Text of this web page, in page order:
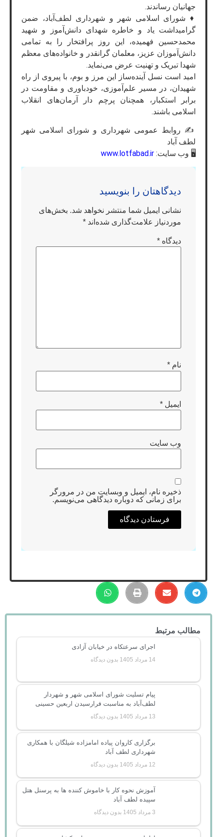
مطالب مرتبط
اجرای سرعتکاه در خیابان آزادی
14 مرداد 1405 بدون دیدگاه
پیام تسلیت شورای اسلامی شهر و شهردار
لطف‌آباد به مناسبت فرارسیدن اربعین حسینی
13 مرداد 1405 بدون دیدگاه
برگزاری کاروان پیاده امامزاده شیلگان با همکاری
شهرداری لطف آباد
12 مرداد 1405 بدون دیدگاه
آموزش نحوه کار با خاموش کننده ها به پرسنل هتل
سپیده لطف آباد
3 مرداد 1405 بدون دیدگاه
جهانیان رساندند.
♦️ شورای اسلامی شهر و شهرداری لطف‌آباد، ضمن
گرامیداشت یاد و خاطره شهدای دانش‌آموز و شهید
محمدحسین فهمیده، این روز پرافتخار را به تمامی
دانش‌آموزان عزیز، معلمان گرانقدر و خانواده‌های معظم
شهدا تبریک و تهنیت عرض می‌نماید.
امید است نسل آینده‌ساز این مرز و بوم، با پیروی از راه
شهیدان، در مسیر علم‌آموزی، خودباوری و مقاومت در
برابر استکبار، همچنان پرچم دار آرمان‌های انقلاب
اسلامی باشند.
✍️ روابط عمومی شهرداری و شورای اسلامی شهر
لطف آباد
🖥 وب سایت: www.lotfabad.ir
دیدگاهتان را بنویسید
نشانی ایمیل شما منتشر نخواهد شد. بخش‌های
موردنیاز علامت‌گذاری شده‌اند *
دیدگاه *
نام *
ایمیل *
وب‌ سایت
ذخیره نام، ایمیل و وبسایت من در مرورگر
برای زمانی که دوباره دیدگاهی می‌نویسم.